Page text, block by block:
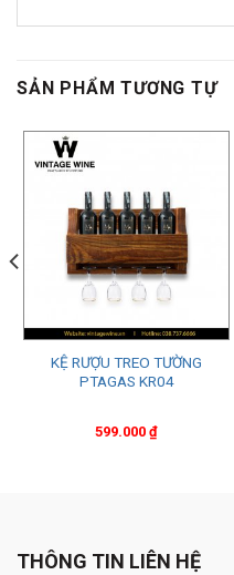
SẢN PHẨM TƯƠNG TỰ
KỆ RƯỢU TREO TƯỜNG
PTAGAS KR04
599.000 ₫
THÔNG TIN LIÊN HỆ